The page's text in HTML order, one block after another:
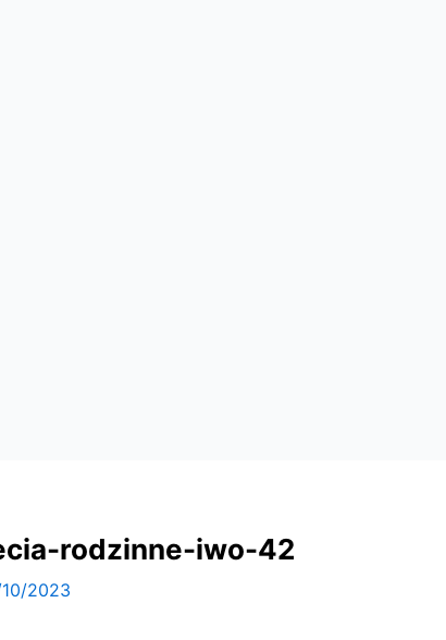
rodzinne-iwo-42
2023